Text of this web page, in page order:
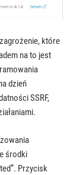
które
na to jest
dzień
SSRF,
środki
Przycisk